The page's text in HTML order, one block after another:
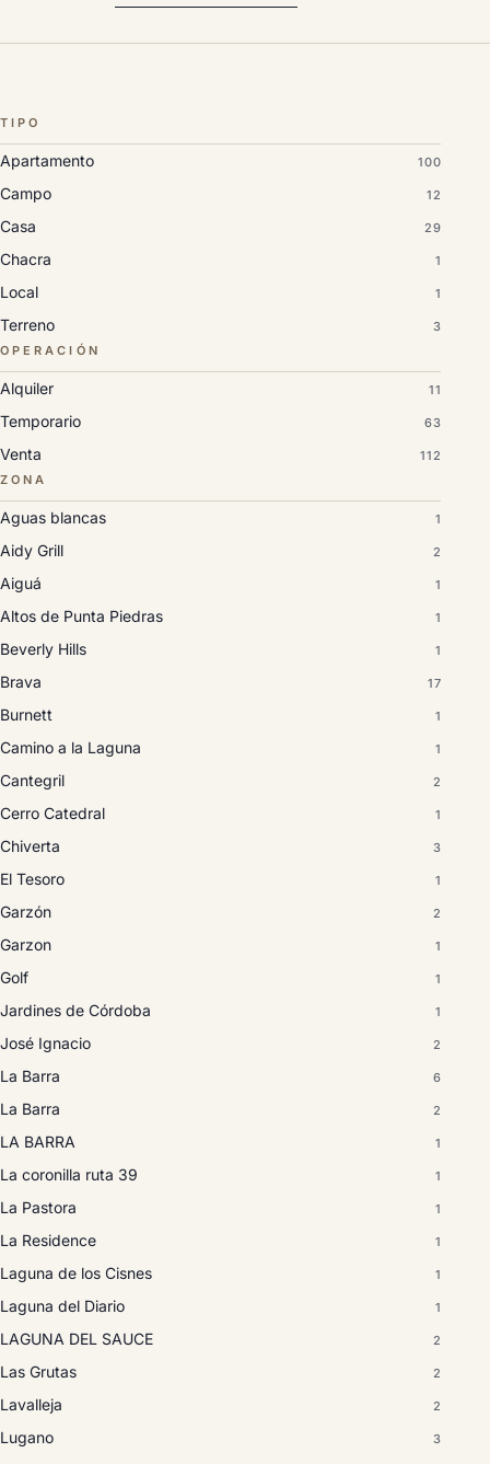
TIPO
Apartamento 100
Campo 12
Casa 29
Chacra 1
Local 1
Terreno
3
OPERACIÓN
Alquiler 11
Temporario 63
Venta
112
ZONA
Aguas blancas 1
Aidy Grill 2
Aiguá 1
Altos de Punta Piedras 1
Beverly Hills 1
Brava 17
Burnett 1
Camino a la Laguna 1
Cantegril 2
Cerro Catedral 1
Chiverta 3
El Tesoro 1
Garzón 2
Garzon 1
Golf 1
Jardines de Córdoba 1
José Ignacio 2
La Barra 6
La Barra 2
LA BARRA 1
La coronilla ruta 39 1
La Pastora 1
La Residence 1
Laguna de los Cisnes 1
Laguna del Diario 1
LAGUNA DEL SAUCE 2
Las Grutas 2
Lavalleja 2
Lugano 3